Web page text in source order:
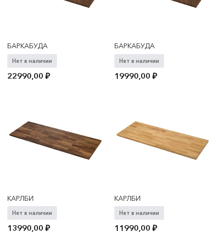
БАРКАБУДА
Нет в наличии
22990,00₽
БАРКАБУДА
Нет в наличии
19990,00₽
КАРЛБИ
Нет в наличии
13990,00₽
КАРЛБИ
Нет в наличии
11990,00₽